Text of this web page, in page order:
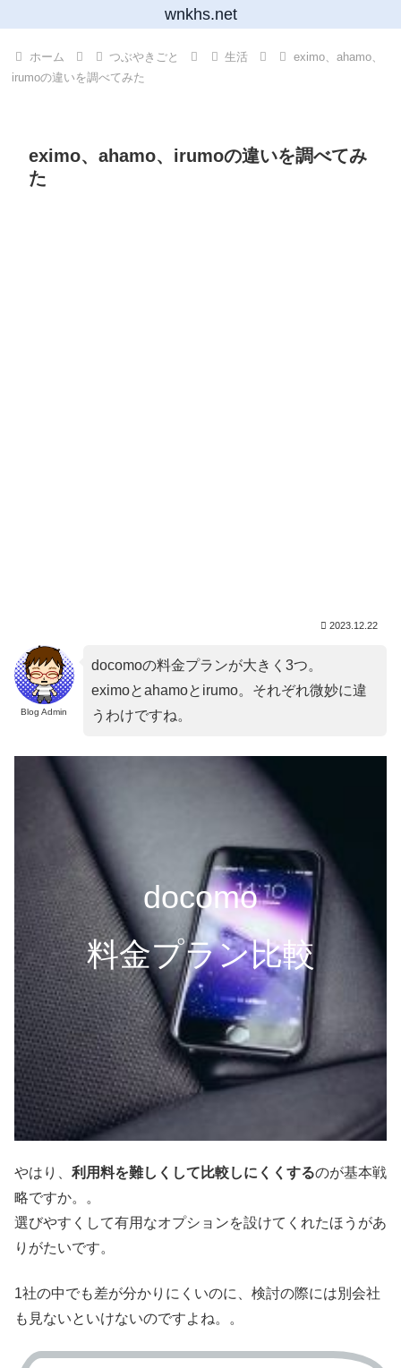
wnkhs.net
ホーム つぶやきごと 生活
eximo、ahamo、
irumoの違いを調べてみた
eximo、ahamo、irumoの違いを調べてみ
た
2023.12.22
Blog Admin
docomoの料金プランが大きく3つ。
eximoとahamoとirumo。それぞれ微妙に違
うわけですね。
docomo
料金プラン比較
やはり、 利用料を難しくして比較しにくくするのが基本戦
略ですか。。
選びやすくして有用なオプションを設けてくれたほうがあ
りがたいです。
1社の中でも差が分かりにくいのに、検討の際には別会社
も見ないといけないのですよね。。